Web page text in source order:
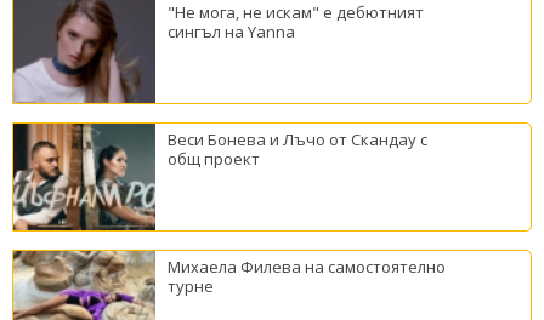
"Не мога, не искам" е дебютният
сингъл на Yanna
Веси Бонева и Лъчо от Скандау с
общ проект
Михаела Филева на самостоятелно
турне